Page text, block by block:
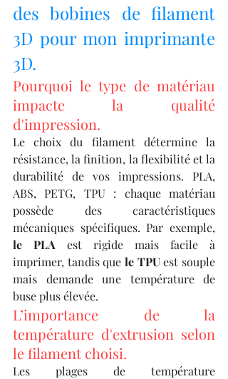
des bobines de filament
3D pour mon imprimante
3D.
Pourquoi le type de matériau
impacte la qualité
d'impression.
Le choix du filament détermine la
résistance, la finition, la flexibilité et la
durabilité de vos impressions. PLA,
ABS, PETG, TPU : chaque matériau
possède des caractéristiques
le PLA est rigide mais facile à
imprimer, tandis que le TPU est souple
mais demande une température de
buse plus élevée.
L’importance de la
température d'extrusion selon
le filament choisi.
Les plages de température